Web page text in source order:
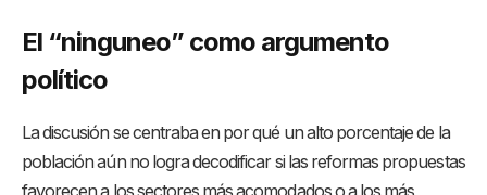
El “ninguneo” como argumento
político
La discusión se centraba en por qué un alto porcentaje de la
población aún no logra decodificar si las reformas propuestas
favorecen a los sectores más acomodados o a los más